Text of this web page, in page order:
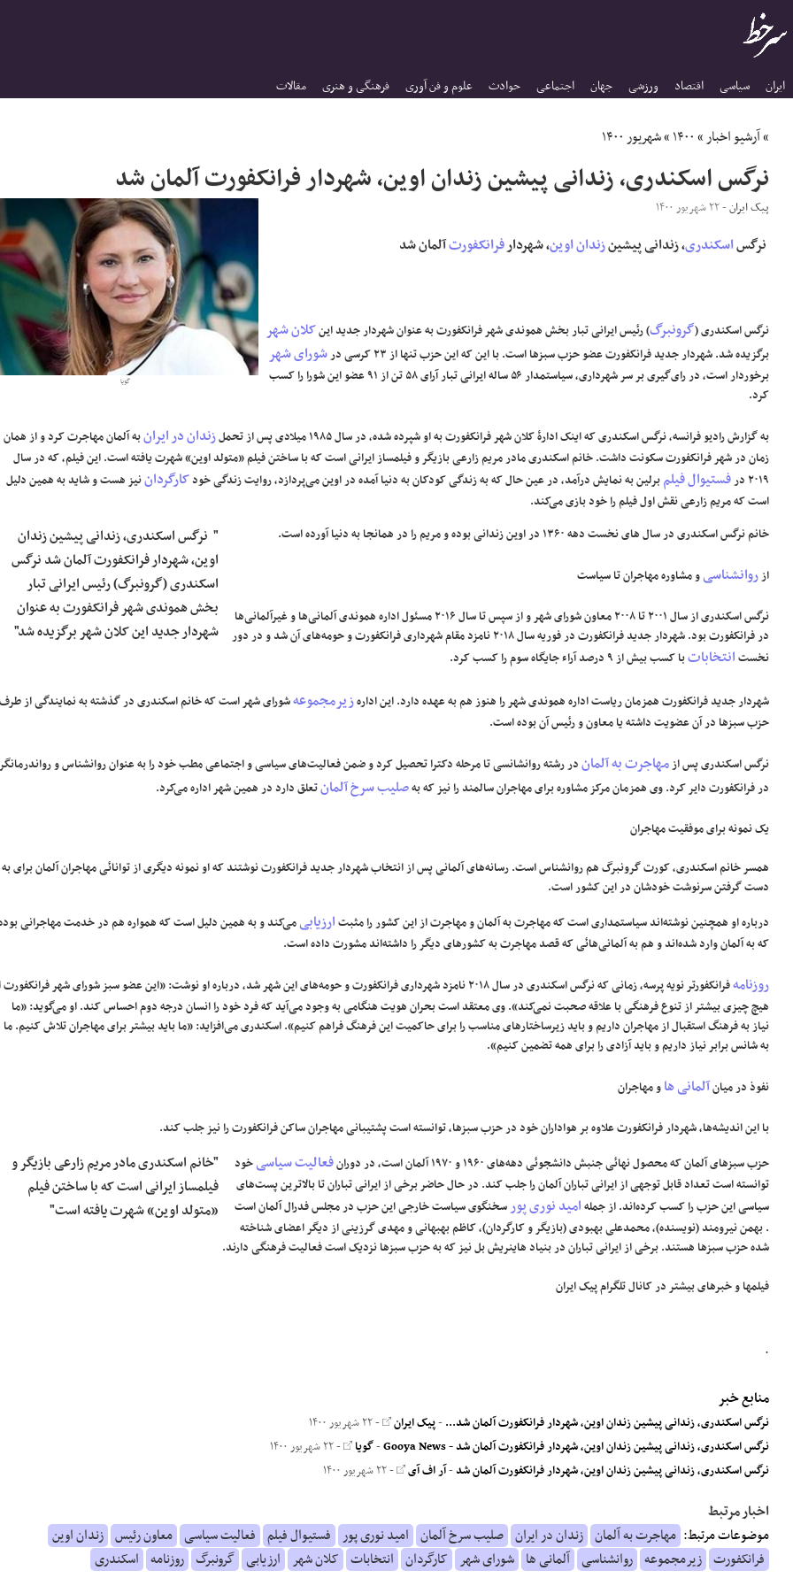
ایران سیاسی اقتصاد ورزشی جهان اجتماعی حوادث علوم و فن آوری فرهنگی و هنری مقالات
»آرشیو اخبار»۱۴۰۰»شهریور ۱۴۰۰
نرگس اسکندری، زندانی پیشین زندان اوین، شهردار فرانکفورت آلمان شد
گویا
پیک ایران- ۲۲ شهریور ۱۴۰۰
نرگساسکندری، زندانی پیشینزندان اوین، شهردارفرانکفورتآلمان شد
نرگس اسکندری (گرونبرگ) رئیس ایرانی تبار بخش هموندی شهر فرانکفورت به عنوان شهردار جدید اینکلان شهر
برگزیده شد. شهردار جدید فرانکفورت عضو حزب سبزها است. با این که این حزب تنها از ۲۳ کرسی در شورای شهر
برخوردار است، در رای‌گیری بر سر شهرداری، سیاستمدار ۵۶ ساله ایرانی تبار آرای ۵۸ تن از ۹۱ عضو این شورا را کسب
کرد.
به گزارش رادیو فرانسه، نرگس اسکندری که اینک ادارۀ کلان شهر فرانکفورت به او شپرده شده، در سال ۱۹۸۵ میلادی پس از تحمل زندان در ایرانبه آلمان مهاجرت کرد و از همان
زمان در شهر فرانکفورت سکونت داشت. خانم اسکندری مادر مریم زارعی بازیگر و فیلمساز ایرانی است که با ساختن فیلم «متولد اوین» شهرت یافته است. این فیلم، که در سال
۲۰۱۹ در
فستیوال فیلمبرلین به نمایش درآمد، در عین حال که به زندگی کودکان به دنیا آمده در اوین می‌پردازد، روایت زندگی خودکارگرداننیز هست و شاید به همین دلیل
است که مریم زارعی نقش اول فیلم را خود بازی می‌کند.
" نرگس اسکندری، زندانی پیشین زندان
اوین، شهردار فرانکفورت آلمان شد نرگس
اسکندری (گرونبرگ) رئیس ایرانی تبار
بخش هموندی شهر فرانکفورت به عنوان
شهردار جدید این کلان شهر برگزیده شد"
خانم نرگس اسکندری در سال های نخست دهه ۱۳۶۰ در اوین زندانی بوده و مریم را در همانجا به دنیا آورده است.
ازروانشناسیو مشاوره مهاجران تا سیاست
نرگس اسکندری از سال ۲۰۰۱ تا ۲۰۰۸ معاون شورای شهر و از سپس تا سال ۲۰۱۶ مسئول اداره هموندی آلمانی‌ها و غیرآلمانی‌ها
در فرانکفورت بود. شهردار جدید فرانکفورت در فوریه سال ۲۰۱۸ نامزد مقام شهرداری فرانکفورت و حومه‌های آن شد و در دور
نخستانتخاباتبا کسب بیش از ۹ درصد آراء جایگاه سوم را کسب کرد.
شهردار جدید فرانکفورت همزمان ریاست اداره هموندی شهر را هنوز هم به عهده دارد. این ادارهزیرمجموعهشورای شهر است که خانم اسکندری در گذشته به نمایندگی از طرف
حزب سبزها در آن عضویت داشته یا معاون و رئیس آن بوده است.
نرگس اسکندری پس ازمهاجرت به آلماندر رشته روانشانسی تا مرحله دکترا تحصیل کرد و ضمن فعالیت‌های سیاسی و اجتماعی مطب خود را به عنوان روانشناس و رواندرمانگر
در فرانکفورت دایر کرد. وی همزمان مرکز مشاوره برای مهاجران سالمند را نیز که بهصلیب سرخ آلمانتعلق دارد در همین شهر اداره می‌کرد.
یک نمونه برای موفقیت مهاجران
همسر خانم اسکندری، کورت گرونبرگ هم روانشناس است. رسانه‌های آلمانی پس از انتخاب شهردار جدید فرانکفورت نوشتند که او نمونه دیگری از توانائی مهاجران آلمان برای به
دست گرفتن سرنوشت خودشان در این کشور است.
درباره او همچنین نوشته‌اند سیاستمداری است که مهاجرت به آلمان و مهاجرت از این کشور را مثبتارزیابیمی‌کند و به همین دلیل است که همواره هم در خدمت مهاجرانی
که به آلمان وارد شده‌اند و هم به آلمانی‌هائی که قصد مهاجرت به کشورهای دیگر را داشته‌اند مشورت داده است.
روزنامه
فرانکفورتر نویه پرسه، زمانی که نرگس اسکندری در سال ۲۰۱۸ نامزد شهرداری فرانکفورت و حومه‌های این شهر شد، درباره او نوشت: «این عضو سبز شورای شهر
هیچ چیزی بیشتر از تنوع فرهنگی با علاقه صحبت نمی‌کند». وی معتقد است بحران هویت هنگامی به وجود می‌آید که فرد خود را انسان درجه دوم احساس کند. او می‌گوید: «ما
نیاز به فرهنگ استقبال از مهاجران داریم و باید زیرساختارهای مناسب را برای حاکمیت این فرهنگ فراهم کنیم». اسکندری می‌افزاید: «ما باید بیشتر برای مهاجران تلاش کنیم. ما
به شانس برابر نیاز داریم و باید آزادی را برای همه تضمین کنیم».
نفوذ در میانآلمانی هاو مهاجران
با این اندیشه‌ها، شهردار فرانکفورت علاوه بر هواداران خود در حزب سبزها، توانسته است پشتیبانی مهاجران ساکن فرانکفورت را نیز جلب کند.
"خانم اسکندری مادر مریم زارعی بازیگر و
فیلمساز ایرانی است که با ساختن فیلم
«متولد اوین» شهرت یافته است"
حزب سبزهای آلمان که محصول نهائی جنبش دانشجوئی دهه‌های ۱۹۶۰ و ۱۹٧۰ آلمان است، در دوران فعالیت سیاسیخود
توانسته است تعداد قابل توجهی از ایرانی تباران آلمان را جلب کند. در حال حاضر برخی از ایرانی تباران تا بالاترین پست‌های
سیاسی این حزب را کسب کرده‌اند. از جملهامید نوری پورسخنگوی سیاست خارجی این حزب در مجلس فدرال آلمان است
. بهمن نیرومند (نویسنده)، محمدعلی بهبودی (بازیگر و کارگردان)، کاظم بهبهانی و مهدی گرزینی از دیگر اعضای شناخته
شده حزب سبزها هستند. برخی از ایرانی تباران در بنیاد هاینریش بل نیز که به حزب سبزها نزدیک است فعالیت فرهنگی دارند.
فیلمها و خبرهای بیشتر در کانالتلگرام پیک ایران
.
منابع خبر
نرگس اسکندری، زندانی پیشین زندان اوین، شهردار فرانکفورت آلمان شد...-پیک ایران - ۲۲ شهریور ۱۴۰۰
نرگس اسکندری، زندانی پیشین زندان اوین، شهردار فرانکفورت آلمان شد - Gooya News
-گویا - ۲۲ شهریور ۱۴۰۰
نرگس اسکندری، زندانی پیشین زندان اوین، شهردار فرانکفورت آلمان شد-آر اف آی - ۲۲ شهریور ۱۴۰۰
اخبار مرتبط
موضوعات مرتبط: مهاجرت به آلمان زندان در ایران صلیب سرخ آلمان امید نوری پور فستیوال فیلم فعالیت سیاسی معاون رئیس زندان اوین
فرانکفورت زیرمجموعه روانشناسی آلمانی ها شورای شهر کارگردان انتخابات کلان شهر ارزیابی گرونبرگ روزنامه اسکندری